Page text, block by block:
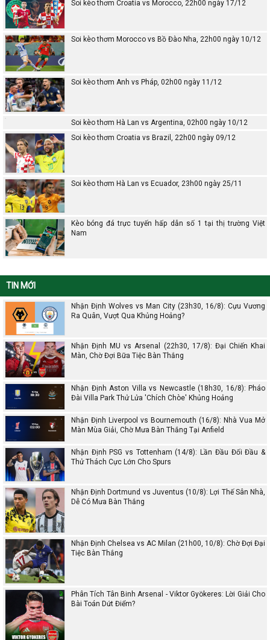
Soi kèo thơm Croatia vs Morocco, 22h00 ngày 17/12
Soi kèo thơm Morocco vs Bồ Đào Nha, 22h00 ngày 10/12
Soi kèo thơm Anh vs Pháp, 02h00 ngày 11/12
Soi kèo thơm Hà Lan vs Argentina, 02h00 ngày 10/12
Soi kèo thơm Croatia vs Brazil, 22h00 ngày 09/12
Soi kèo thơm Hà Lan vs Ecuador, 23h00 ngày 25/11
Kèo bóng đá trực tuyến hấp dẫn số 1 tại thị trường Việt
Nam
TIN MỚI
Nhận Định Wolves vs Man City (23h30, 16/8): Cựu Vương
Ra Quân, Vượt Qua Khủng Hoảng?
Nhận Định MU vs Arsenal (22h30, 17/8): Đại Chiến Khai
Màn, Chờ Đợi Bữa Tiệc Bàn Thắng
Nhận Định Aston Villa vs Newcastle (18h30, 16/8): Pháo
Đài Villa Park Thử Lửa 'Chích Chòe' Khủng Hoảng
Nhận Định Liverpool vs Bournemouth (16/8): Nhà Vua Mở
Màn Mùa Giải, Chờ Mưa Bàn Thắng Tại Anfield
Nhận Định PSG vs Tottenham (14/8): Lần Đầu Đối Đầu &
Thử Thách Cực Lớn Cho Spurs
Nhận Định Dortmund vs Juventus (10/8): Lợi Thế Sân Nhà,
Dễ Có Mưa Bàn Thắng
Nhận Định Chelsea vs AC Milan (21h00, 10/8): Chờ Đợi Đại
Tiệc Bàn Thắng
Phân Tích Tân Binh Arsenal - Viktor Gyökeres: Lời Giải Cho
Bài Toán Dứt Điểm?